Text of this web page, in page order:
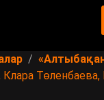
Төленбаева,